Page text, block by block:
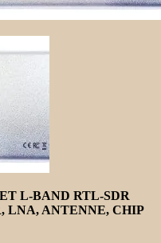
L-BAND RTL-SDR
LNA, ANTENNE, CHIP